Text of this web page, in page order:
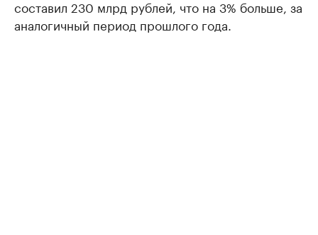
составил 230 млрд рублей, что на 3% больше, за
аналогичный период прошлого года.